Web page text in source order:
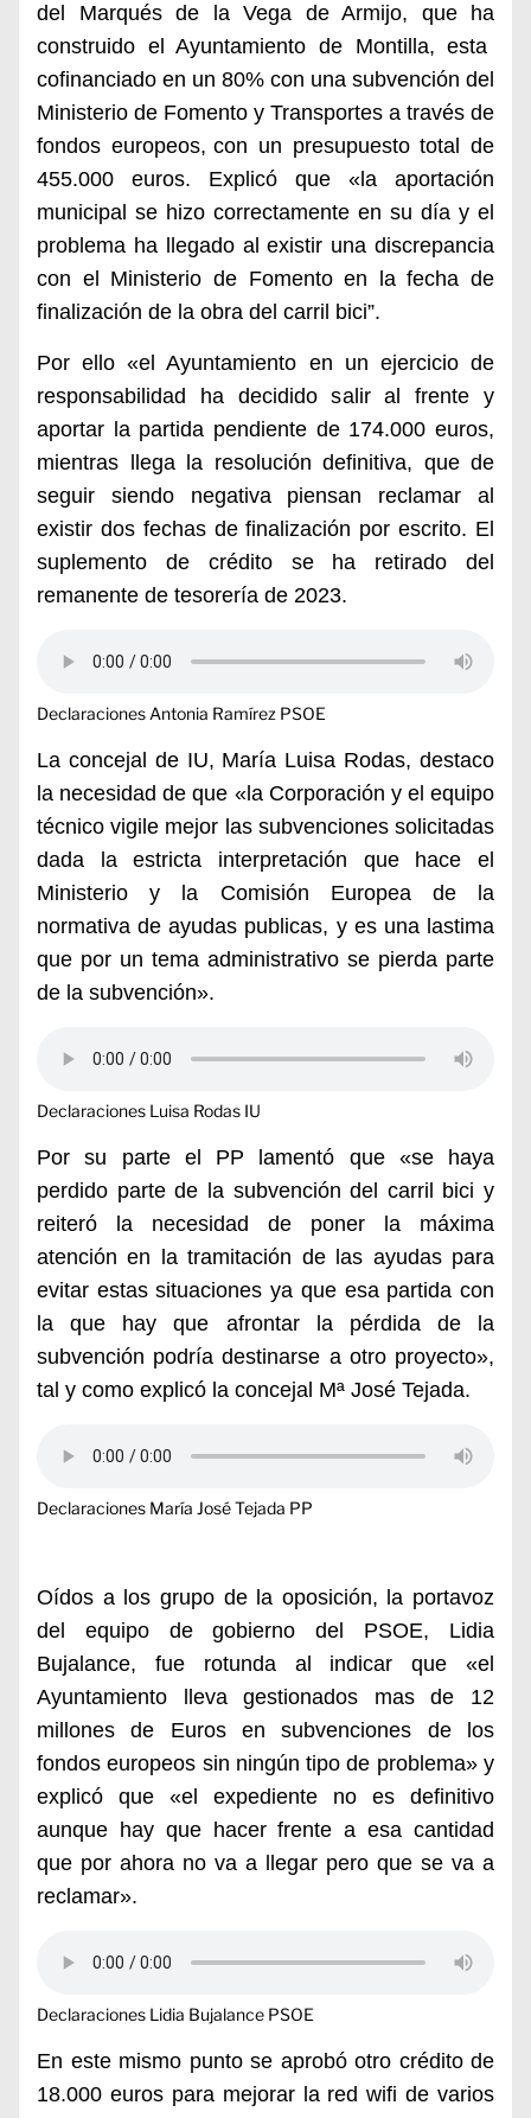
del Marqués de la Vega de Armijo, que ha
construido el Ayuntamiento de Montilla,esta
cofinanciado en un 80% con una subvención del
Ministerio de Fomento y Transportes a través de
fondos europeos, con un presupuestototalde
455.000 euros. Explicó que «l a aportación
municipal se hizo correctamente en su día y el
problema ha llegado al existir una discrepancia
con el Ministerio de Fomentoen la fecha de
finalización de la obra del carril bici”.
Por ello «el Ayuntamiento en un ejercicio de
responsabilidad ha decidido salir al frente y
aportar la partida pendiente de 174.000 euros,
mientras llega la resolución definitiva, que de
seguir siendo negativa piensan reclamar al
existir dos fechas de finalización por escrito. El
suplemento de crédito se ha retirado del
remanente de tesorería de 2023.
Declaraciones Antonia Ramírez PSOE
La concejal de IU, María Luisa Rodas, destaco
la necesidad de que «la Corporación y el equipo
técnico vigile mejor las subvenciones solicitadas
dada la estricta interpretación que hace el
Ministerio y la Comisión Europea de la
normativa de ayudas publicas, y es una lastima
que por un tema administrativo se pierda parte
de la subvención».
Declaraciones Luisa Rodas IU
Por su parte el PP lamentó que «se haya
perdido parte de la subvención del carril bici y
reiteró la necesidad de poner la máxima
atención en la tramitación de las ayudas para
evitar estas situaciones ya que esa partida con
la que hay que afrontar la pérdida de la
subvención podría destinarse a otro proyecto»,
tal y como explicó la concejal Mª José Tejada.
Declaraciones María José Tejada PP
Oídos a los grupo de la oposición, la portavoz
del equipo de gobierno del PSOE, Lidia
Bujalance, fue rotunda al indicar que «el
Ayuntamiento lleva gestionados mas de 12
millones de Euros en subvenciones de los
fondos europeos sin ningún tipo de problema» y
explicó que «el expediente no es definitivo
aunque hay que hacer frente a esa cantidad
que por ahora no va a llegar pero que se va a
reclamar».
Declaraciones Lidia Bujalance PSOE
En este mismo punto se aprobó otro crédito de
18.000 euros para mejorar la red wifi de varios